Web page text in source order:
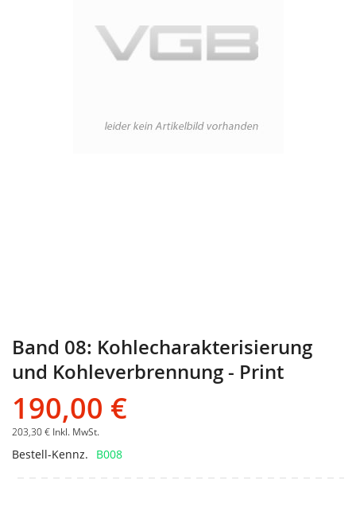
Band 08: Kohlecharakterisierung
und Kohleverbrennung - Print
190,00 €
203,30 € Inkl. MwSt.
Bestell-Kennz. B008